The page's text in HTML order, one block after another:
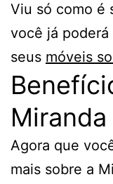
Viu só como é
você já
seus móveis
Agora que
mais sobre a